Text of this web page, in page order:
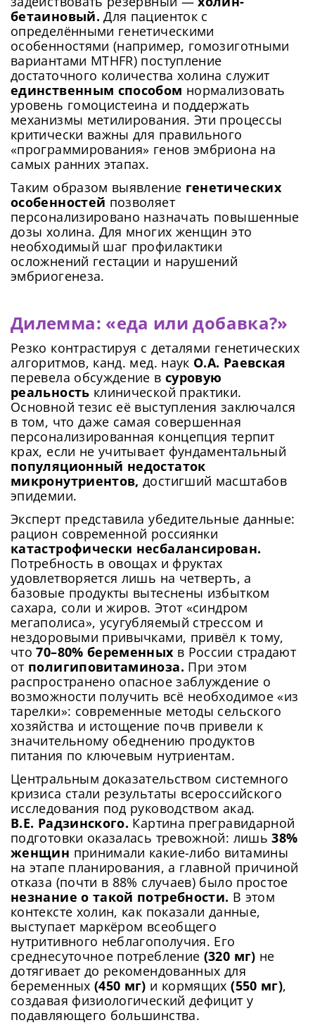
Придумайте пароль
Как минимум одна заглавная буква, одна
цифра и один специальный символ
Как минимум одна строчная латинская буква
Пароль должен содержать от 8 до 12 символов
Подтвердите Пароль*
Отправить
бетаиновый. Для пациенток с
определёнными генетическими
особенностями (например, гомозиготными
вариантами MTHFR) поступление
достаточного количества холина служит
единственным способом нормализовать
уровень гомоцистеина и поддержать
механизмы метилирования. Эти процессы
критически важны для правильного
«программирования» генов эмбриона на
самых ранних этапах.
Таким образом выявление генетических
особенностей позволяет
персонализировано назначать повышенные
дозы холина. Для многих женщин это
необходимый шаг профилактики
осложнений гестации и нарушений
эмбриогенеза.
Дилемма: «еда или добавка?»
Резко контрастируя с деталями генетических
алгоритмов, канд. мед. наук О.А. Раевская
перевела обсуждение в суровую
реальность клинической практики.
Основной тезис её выступления заключался
в том, что даже самая совершенная
персонализированная концепция терпит
крах, если не учитывает фундаментальный
популяционный недостаток
микронутриентов, достигший масштабов
эпидемии.
Эксперт представила убедительные данные:
рацион современной россиянки
катастрофически несбалансирован.
Потребность в овощах и фруктах
удовлетворяется лишь на четверть, а
базовые продукты вытеснены избытком
сахара, соли и жиров. Этот «синдром
мегаполиса», усугубляемый стрессом и
нездоровыми привычками, привёл к тому,
что70–80% беременных в России страдают
от полигиповитаминоза. При этом
распространено опасное заблуждение о
возможности получить всё необходимое «из
тарелки»: современные методы сельского
хозяйства и истощение почв привели к
значительному обеднению продуктов
питания по ключевым нутриентам.
Центральным доказательством системного
кризиса стали результаты всероссийского
исследования под руководством акад.
В.Е. Радзинского. Картина прегравидарной
подготовки оказалась тревожной: лишь38%
женщин принимали какие-либо витамины
на этапе планирования, а главной причиной
отказа (почти в 88% случаев) было простое
незнание о такой потребности. В этом
контексте холин, как показали данные,
выступает маркёром всеобщего
нутритивного неблагополучия. Его
среднесуточное потребление (320 мг) не
дотягивает до рекомендованных для
беременных (450 мг) и кормящих(550 мг),
создавая физиологический дефицит у
подавляющего большинства.
быстрому соединению.
Продолжить просмотр